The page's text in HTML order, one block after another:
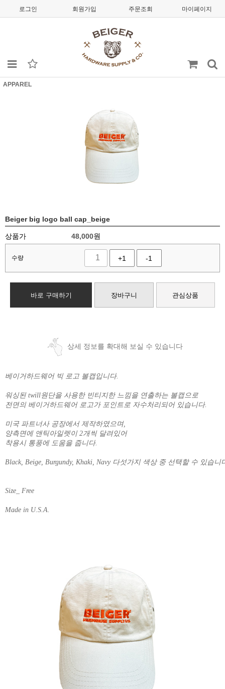
로그인 회원가입 주문조회 마이페이지
APPAREL
Beiger big logo ball cap_beige
상품가 48,000원
수량 +1 -1
바로 구매하기 장바구니 관심상품
상세 정보를 확대해 보실 수 있습니다
베이거하드웨어 빅 로고 볼캡입니다.
워싱된 twill원단을 사용한 빈티지한 느낌을 연출하는 볼캡으로
전면의 베이거하드웨어 로고가 포인트로 자수처리되어 있습니다.
미국 파트너사 공장에서 제작하였으며,
양측면에 앤틱아일렛이 2개씩 달려있어
착용시 통풍에 도움을 줍니다.
Black, Beige, Burgundy, Khaki, Navy 다섯가지 색상 중 선택할 수 있습니
Size_ Free
Made in U.S.A.